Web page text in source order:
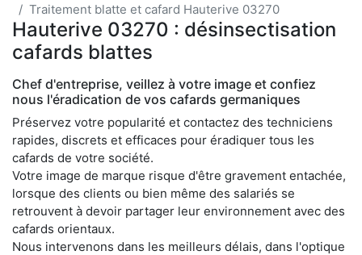
Traitement blatte et cafard Hauterive 03270
Hauterive 03270 : désinsectisation
cafards blattes
Chef d'entreprise, veillez à votre image et confiez
nous l'éradication de vos cafards germaniques
Préservez votre popularité et contactez des techniciens
rapides, discrets et efficaces pour éradiquer tous les
cafards de votre société.
Votre image de marque risque d'être gravement entachée,
lorsque des clients ou bien même des salariés se
retrouvent à devoir partager leur environnement avec des
cafards orientaux.
Nous intervenons dans les meilleurs délais, dans l'optique